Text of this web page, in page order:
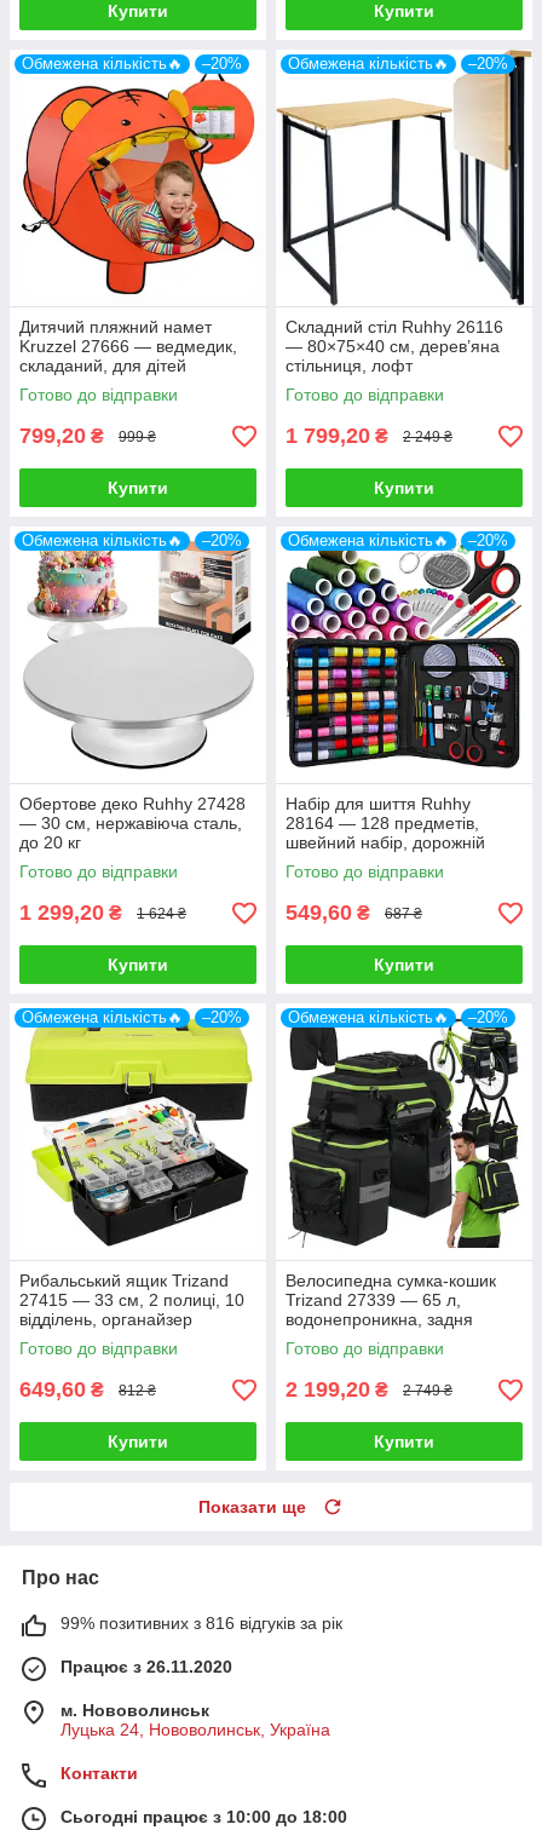
Купити Купити
Обмежена кількість🔥 –20%
Дитячий пляжний намет
Kruzzel 27666 — ведмедик,
складаний, для дітей
Готово до відправки
799,20 ₴ 999 ₴
Купити
Обмежена кількість🔥 –20%
Складний стіл Ruhhy 26116
— 80×75×40 см, дерев’яна
стільниця, лофт
Готово до відправки
1 799,20 ₴ 2 249 ₴
Купити
Обмежена кількість🔥 –20%
Обертове деко Ruhhy 27428
— 30 см, нержавіюча сталь,
до 20 кг
Готово до відправки
1 299,20 ₴ 1 624 ₴
Купити
Обмежена кількість🔥 –20%
Набір для шиття Ruhhy
28164 — 128 предметів,
швейний набір, дорожній
Готово до відправки
549,60 ₴ 687 ₴
Купити
Обмежена кількість🔥 –20%
Рибальський ящик Trizand
27415 — 33 см, 2 полиці, 10
відділень, органайзер
Готово до відправки
649,60 ₴ 812 ₴
Купити
Обмежена кількість🔥 –20%
Велосипедна сумка-кошик
Trizand 27339 — 65 л,
водонепроникна, задня
Готово до відправки
2 199,20 ₴ 2 749 ₴
Купити
Показати ще
Про нас
99% позитивних з 816 відгуків за рік
Працює з 26.11.2020
м. Нововолинськ
Луцька 24, Нововолинськ, Україна
Контакти
Сьогодні працює з 10:00 до 18:00